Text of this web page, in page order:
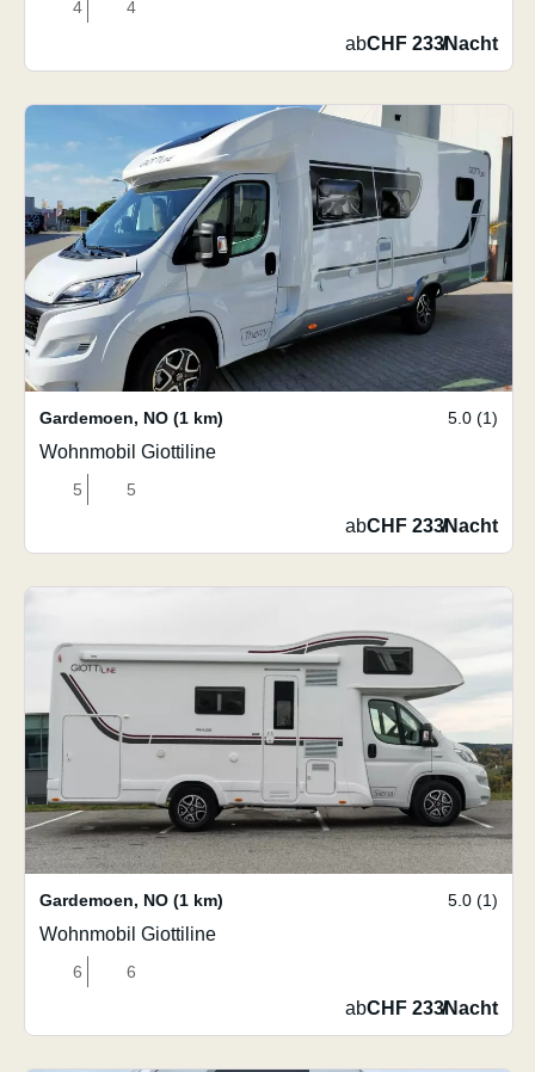
4 4
abCHF 233/Nacht
Gardemoen, NO (1 km) 5.0 (1)
Wohnmobil Giottiline
5 5
abCHF 233/Nacht
Gardemoen, NO (1 km) 5.0 (1)
Wohnmobil Giottiline
6 6
abCHF 233/Nacht